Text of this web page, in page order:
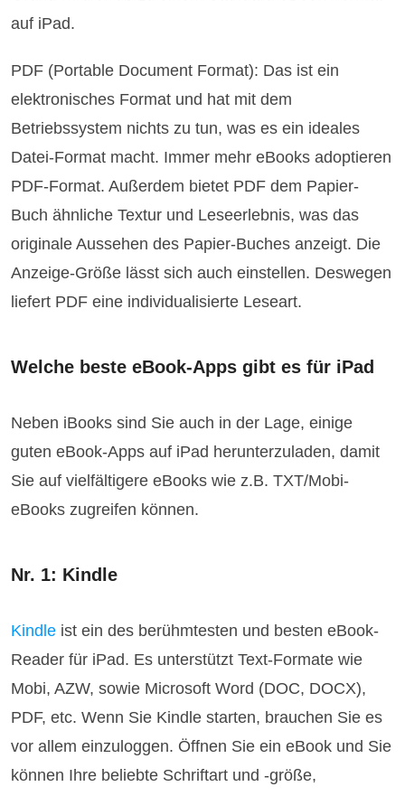
auf iPad.
PDF (Portable Document Format): Das ist ein
elektronisches Format und hat mit dem
Betriebssystem nichts zu tun, was es ein ideales
Datei-Format macht. Immer mehr eBooks adoptieren
PDF-Format. Außerdem bietet PDF dem Papier-
Buch ähnliche Textur und Leseerlebnis, was das
originale Aussehen des Papier-Buches anzeigt. Die
Anzeige-Größe lässt sich auch einstellen. Deswegen
liefert PDF eine individualisierte Leseart.
Welche beste eBook-Apps gibt es für iPad
Neben iBooks sind Sie auch in der Lage, einige
guten eBook-Apps auf iPad herunterzuladen, damit
Sie auf vielfältigere eBooks wie z.B. TXT/Mobi-
eBooks zugreifen können.
Nr. 1: Kindle
Kindle ist ein des berühmtesten und besten eBook-
Reader für iPad. Es unterstützt Text-Formate wie
Mobi, AZW, sowie Microsoft Word (DOC, DOCX),
PDF, etc. Wenn Sie Kindle starten, brauchen Sie es
vor allem einzuloggen. Öffnen Sie ein eBook und Sie
können Ihre beliebte Schriftart und -größe,